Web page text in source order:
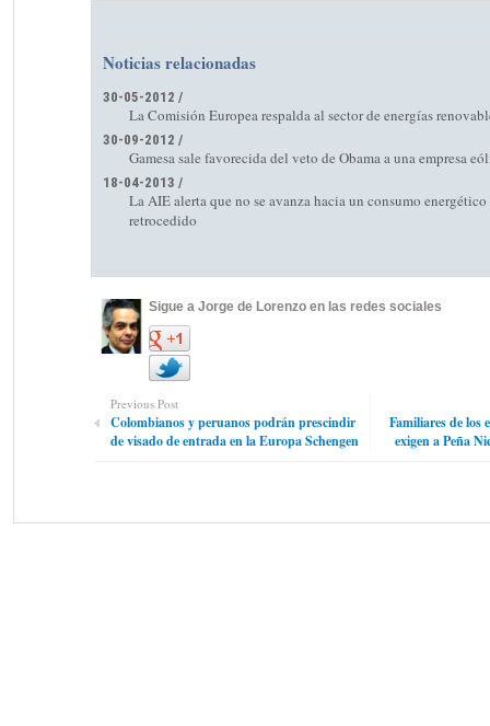
Noticias relacionadas
30-05-2012 /
La Comisión Europea respalda al sector de energías
30-09-2012 /
Gamesa sale favorecida del veto de Obama a una empresa
18-04-2013 /
La AIE alerta que no se avanza hacia un consumo
retrocedido
Sigue a Jorge de Lorenzo en las redes sociales
Previous Post
Colombianos y peruanos podrán prescindir
de visado de entrada en la Europa Schengen
Familiares de los
exigen a Peña